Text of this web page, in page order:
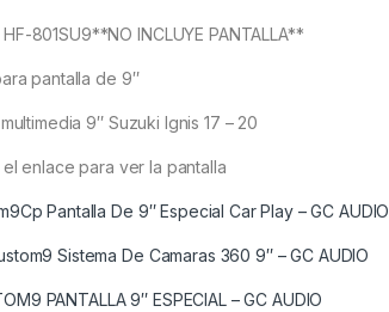
HF-801SU9**NO INCLUYE PANTALLA**
pantalla de 9″
9″ Suzuki Ignis 17 – 20
enlace para ver la pantalla
Pantalla De 9″ Especial Car Play – GC AUDIO
Sistema De Camaras 360 9″ – GC AUDIO
PANTALLA 9″ ESPECIAL – GC AUDIO